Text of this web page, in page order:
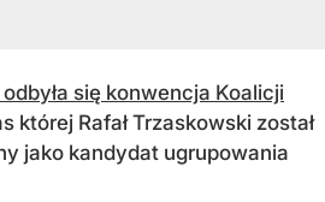
się konwencja Koalicji
której Rafał Trzaskowski został
jako kandydat ugrupowania